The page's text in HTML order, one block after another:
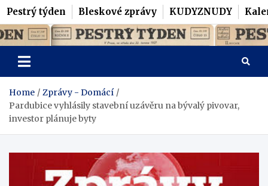
Pestrý týden Bleskové zprávy KUDYZNUDY
Skip
to
content
Pestrý Týden
Home
Zprávy - Domácí
Pardubice vyhlásily stavební uzávěru na bývalý pivovar,
investor plánuje byty